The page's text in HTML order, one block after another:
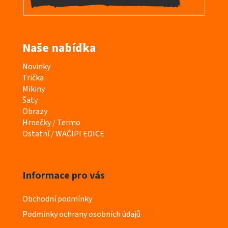
Naše nabídka
K
a
t
e
g
o
r
Novinky
Trička
Mikiny
Šaty
Obrazy
Hrnečky / Termo
Ostatní / WAČIPI EDICE
Informace pro vás
Obchodní podmínky
Podmínky ochrany osobních údajů